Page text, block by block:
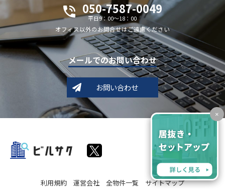
×
050-7587-0049
平日9：00～18：00
オフィス以外のお問合せはご遠慮ください
メールでのお問い合わせ
お問い合わせ
利用規約 運営会社 全物件一覧 サイトマップ